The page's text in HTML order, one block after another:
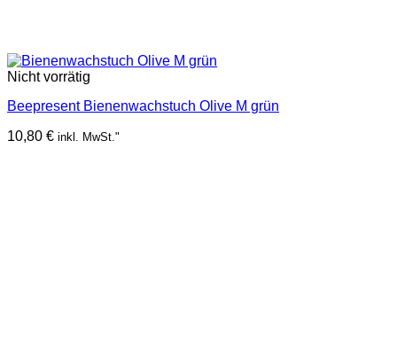
Nicht vorrätig
Beepresent Bienenwachstuch Olive M grün
10,80 € inkl. MwSt."